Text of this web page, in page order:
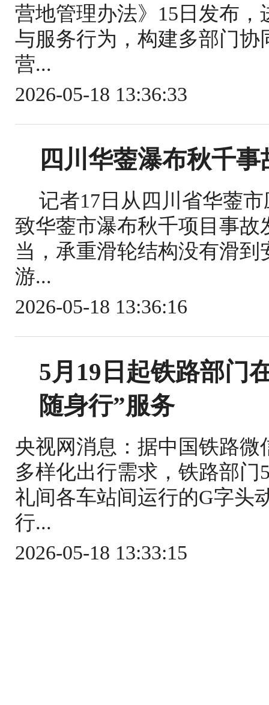
营地管理办法》15日发布
与服务行为，构建多部门
营...
2026-05-18 13:36:33
四川华蓥瀑布秋千
记者17日从四川省华蓥
致华蓥市瀑布秋千项目事
当，承重滑轮结构没有滑
游...
2026-05-18 13:36:16
5月19日起铁路部门
随身行”服务
央视网消息：据中国铁路
多样化出行需求，铁路部门
礼间各车站间运行的G字头
行...
2026-05-18 13:33:15